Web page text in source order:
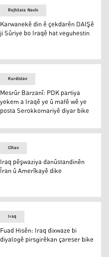
ji Sûriye bo Iraqê hat
Rojhilata Navîn
Karwanekê din ê çekdarên DAIŞê
ji Sûriye bo Iraqê hat veguhestin
yekem a Iraqê ye û mafê
Kurdistan
Mesrûr Barzanî: PDK partiya
yekem a Iraqê ye û mafê wê ye
posta Serokkomariyê diyar bike
Îran û Amerîkayê dike
Cîhan
Iraq pêşwaziya danûstandinên
Îran û Amerîkayê dike
Iraq
Fuad Hisên: Iraq dixwaze bi
diyalogê pirsgirêkan çareser bike